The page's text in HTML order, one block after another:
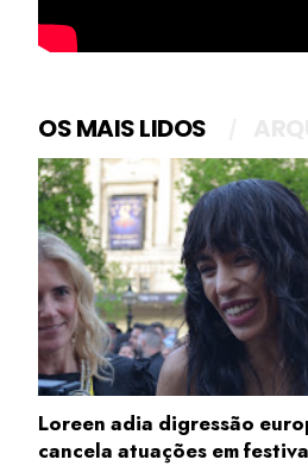
OS MAIS LIDOS
Loreen adia digressão
cancela atuações em